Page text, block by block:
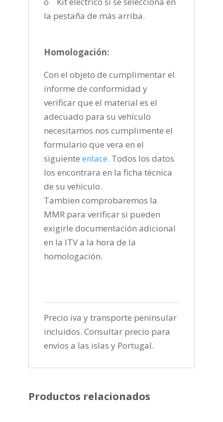
la pestaña de más arriba.
Homologación:
Con el objeto de cumplimentar el
informe de conformidad y
verificar que el material es el
adecuado para su vehículo
necesitamos nos cumplimente el
formulario que vera en el
siguiente enlace. Todos los datos
los encontrara en la ficha técnica
de su vehículo.
Tambien comprobaremos la
MMR para verificar si pueden
exigirle documentación adicional
en la ITV a la hora de la
homologación.
Precio iva y transporte peninsular
incluidos. Consultar precio para
envios a las islas y Portugal.
Productos relacionados